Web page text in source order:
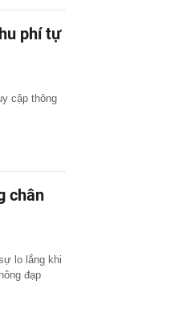
phí tự
cập thông
chân
lo lắng khi
đạp